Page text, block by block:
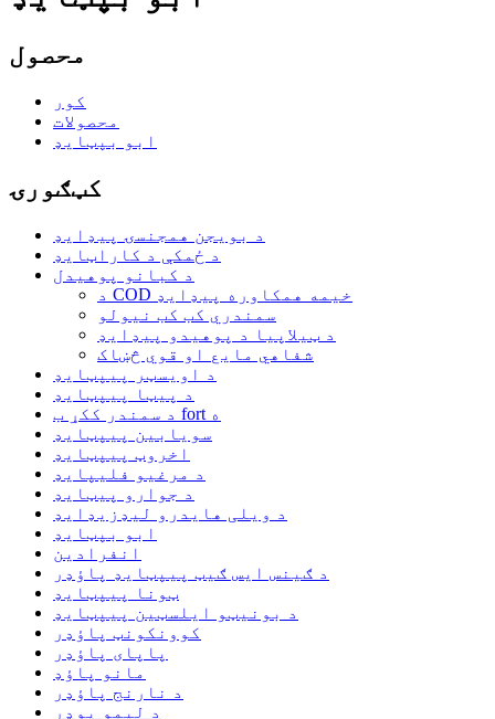
محصول
کور
محصولات
ابو بپټایډ
کټګورۍ
د بویجن همجنسۍ پیډایډ
د ځمکې د کاراټایډ
د کبانو پوهیدل
د COD خیمه همکاوره پیډایډ
سمندري کب کب نیولو
د ټیلاپیا د پوهیدو پیډایډ
شفاهي مایع او قوي څښاک
د اویسټر پیپټایډ
د پیټا پیپټایډ
د سمندر ککړ ب fort ه
سویابین پیپټایډ
اخروټ پیپټایډ
د مرغیو فلیپایډ
د جوارو پیټایډ
د ویلی هایدرو لیډزیډایډ
ابو بپټایډ
انفرادین
د ګینس ایس ګیټ پیپټایډ پاؤډر
ټونا پیپټایډ
د بونیټو ایلسټین پیپټایډ
کوونکونټ پاؤډر
پاپای پاؤډر
مانو پاؤډ
د نارنج پاؤډر
د لیمو پوډر